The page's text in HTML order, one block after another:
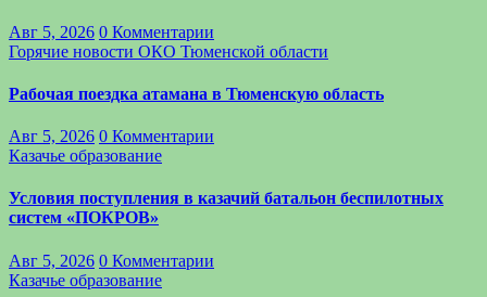
Авг 5, 2026 0 Комментарии
Горячие новости ОКО Тюменской области
Рабочая поездка атамана в Тюменскую область
Авг 5, 2026 0 Комментарии
Казачье образование
Условия поступления в казачий батальон беспилотных
систем «ПОКРОВ»
Авг 5, 2026 0 Комментарии
Казачье образование